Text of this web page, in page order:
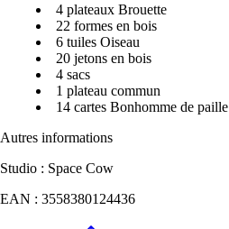
4 plateaux Brouette
22 formes en bois
6 tuiles Oiseau
20 jetons en bois
4 sacs
1 plateau commun
14 cartes Bonhomme de paille
Autres informations
Studio : Space Cow
EAN : 3558380124436